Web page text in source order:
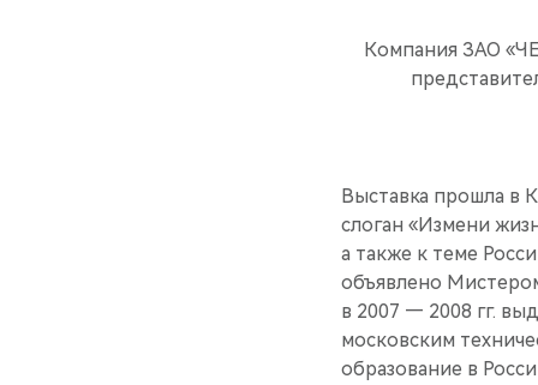
Компания ЗАО
Выставка прошла в
слоган «Измени
а также к теме
объявлено
в 2007 — 2008 гг.
московским
образование в